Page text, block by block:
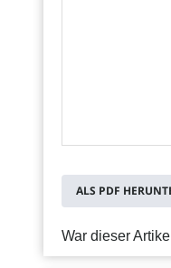
ALS PDF
War dieser